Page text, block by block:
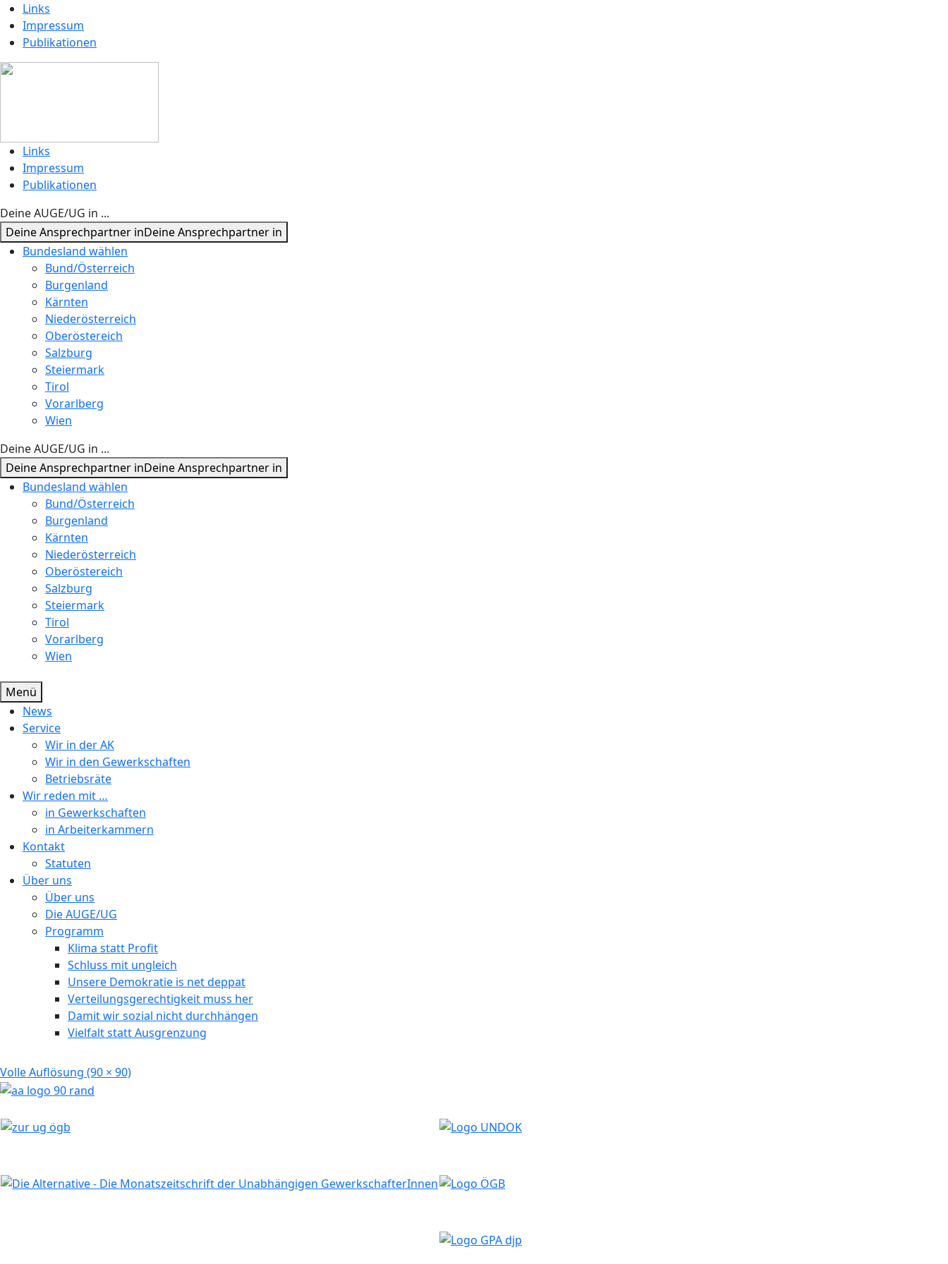
Links
Impressum
Publikationen
Links
Impressum
Publikationen
Deine AUGE/UG in ...
Deine Ansprechpartner inDeine Ansprechpartner in
Bundesland wählen
Bund/Österreich
Burgenland
Kärnten
Niederösterreich
Oberöstereich
Salzburg
Steiermark
Tirol
Vorarlberg
Wien
Deine AUGE/UG in ...
Deine Ansprechpartner inDeine Ansprechpartner in
Bundesland wählen
Bund/Österreich
Burgenland
Kärnten
Niederösterreich
Oberöstereich
Salzburg
Steiermark
Tirol
Vorarlberg
Wien
Menü
News
Service
Wir in der AK
Wir in den Gewerkschaften
Betriebsräte
Wir reden mit …
in Gewerkschaften
in Arbeiterkammern
Kontakt
Statuten
Über uns
Über uns
Die AUGE/UG
Programm
Klima statt Profit
Schluss mit ungleich
Unsere Demokratie is net deppat
Verteilungsgerechtigkeit muss her
Damit wir sozial nicht durchhängen
Vielfalt statt Ausgrenzung
Volle Auflösung (90 × 90)